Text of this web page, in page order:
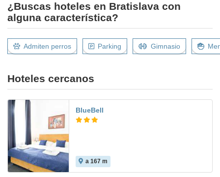
¿Buscas hoteles en Bratislava con
alguna característica?
Admiten perros Parking Gimnasio
Hoteles cercanos
BlueBell
a 167 m